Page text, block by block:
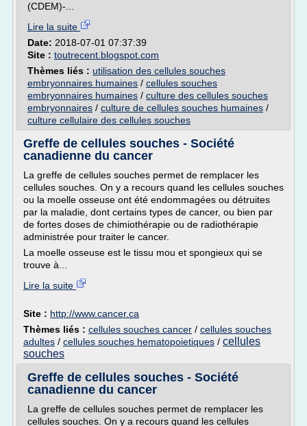
(CDEM)-...
Lire la suite
Date: 2018-07-01 07:37:39
Site : toutrecent.blogspot.com
Thèmes liés : utilisation des cellules souches
embryonnaires humaines / cellules souches
embryonnaires humaines / culture des cellules souches
embryonnaires / culture de cellules souches humaines /
culture cellulaire des cellules souches
Greffe de cellules souches - Société
canadienne du cancer
La greffe de cellules souches permet de remplacer les
cellules souches. On y a recours quand les cellules souches
ou la moelle osseuse ont été endommagées ou détruites
par la maladie, dont certains types de cancer, ou bien par
de fortes doses de chimiothérapie ou de radiothérapie
administrée pour traiter le cancer.
La moelle osseuse est le tissu mou et spongieux qui se
trouve à...
Lire la suite
Site : http://www.cancer.ca
Thèmes liés : cellules souches cancer / cellules souches
adultes / cellules souches hematopoietiques / cellules
souches
Greffe de cellules souches - Société
canadienne du cancer
La greffe de cellules souches permet de remplacer les
cellules souches. On y a recours quand les cellules